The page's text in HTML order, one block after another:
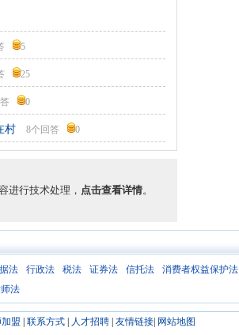
5
25
0
村 8个回答 0
进行技术处理， 点击查看详情。
法 行政法 税法 证券法 信托法 消费者权益保护法
法
盟 联系方式| 人才招聘| 友情链接| 网站地图